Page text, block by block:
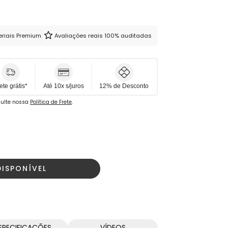
Premium Avaliações reais 100% auditadas
grátis* Até 10x s/juros 12% de Desconto
nossa Política de Frete.